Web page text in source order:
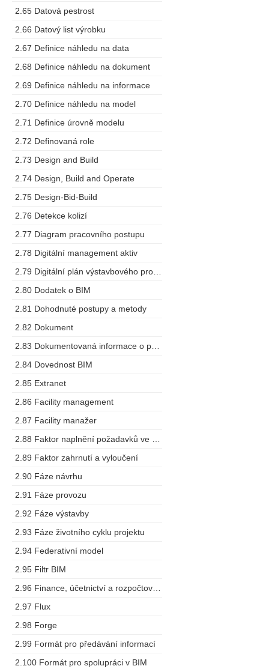
2.65 Datová pestrost
2.66 Datový list výrobku
2.67 Definice náhledu na data
2.68 Definice náhledu na dokument
2.69 Definice náhledu na informace
2.70 Definice náhledu na model
2.71 Definice úrovně modelu
2.72 Definovaná role
2.73 Design and Build
2.74 Design, Build and Operate
2.75 Design-Bid-Build
2.76 Detekce kolizí
2.77 Diagram pracovního postupu
2.78 Digitální management aktiv
2.80 Dodatek o BIM
2.81 Dohodnuté postupy a metody
2.82 Dokument
2.84 Dovednost BIM
2.85 Extranet
2.86 Facility management
2.87 Facility manažer
2.89 Faktor zahrnutí a vyloučení
2.90 Fáze návrhu
2.91 Fáze provozu
2.92 Fáze výstavby
2.93 Fáze životního cyklu projektu
2.94 Federativní model
2.95 Filtr BIM
2.97 Flux
2.98 Forge
2.99 Formát pro předávání informací
2.100 Formát pro spolupráci v BIM